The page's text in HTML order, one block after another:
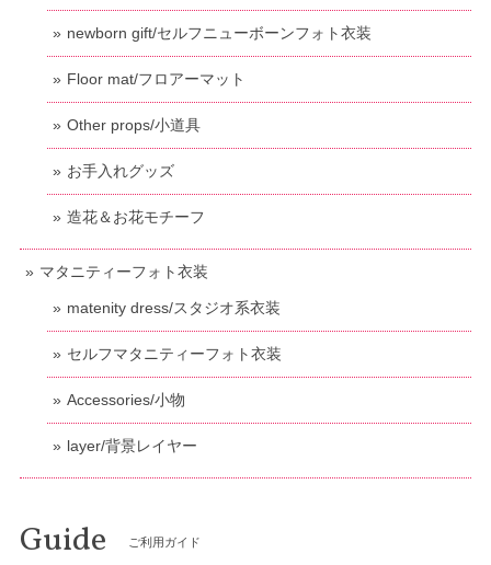
newborn gift/セルフニューボーンフォト衣装
Floor mat/フロアーマット
Other props/小道具
お手入れグッズ
造花＆お花モチーフ
マタニティーフォト衣装
matenity dress/スタジオ系衣装
セルフマタニティーフォト衣装
Accessories/小物
layer/背景レイヤー
Guide ご利用ガイド